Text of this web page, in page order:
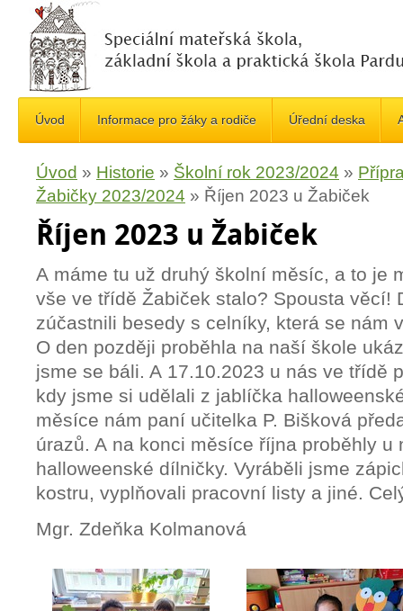
Úvod Informace pro žáky a rodiče Úřední deska
Úvod » Historie » Školní rok 2023/2024 »
Žabičky 2023/2024 » Říjen 2023 u Žabiček
Říjen 2023 u Žabiček
A máme tu už druhý školní měsíc, a to je
vše ve třídě Žabiček stalo? Spousta věcí!
zúčastnili besedy s celníky, která se nám
O den později proběhla na naší škole
jsme se báli. A 17.10.2023 u nás ve třídě
kdy jsme si udělali z jablíčka
měsíce nám paní učitelka P. Bišková
úrazů. A na konci měsíce října proběhly u
halloweenské dílničky. Vyráběli jsme
kostru, vyplňovali pracovní listy a jiné.
Mgr. Zdeňka Kolmanová